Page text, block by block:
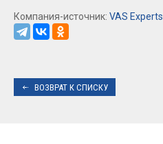
Компания-источник: VAS Experts
ВОЗВРАТ К СПИСКУ